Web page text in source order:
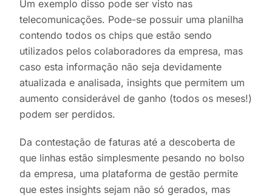
Um exemplo disso pode ser visto nas
telecomunicações. Pode-se possuir uma planilha
contendo todos os chips que estão sendo
utilizados pelos colaboradores da empresa, mas
caso esta informação não seja devidamente
atualizada e analisada, insights que permitem um
aumento considerável de ganho (todos os meses!)
podem ser perdidos.
Da contestação de faturas até a descoberta de
que linhas estão simplesmente pesando no bolso
da empresa, uma plataforma de gestão permite
que estes insights sejam não só gerados, mas